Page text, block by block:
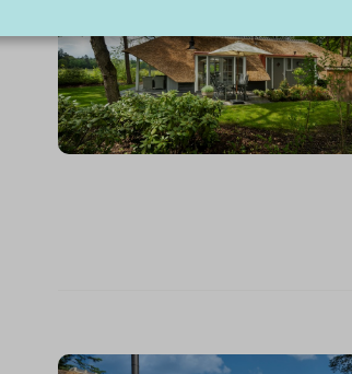
Noodzakelijk:
Noodzakelijke cookies helpen een website
basisfuncties als paginanavigatie en toegang
website mogelijk te maken. Zonder deze
behoren werken.
Deze site gebruikt cookies en Google